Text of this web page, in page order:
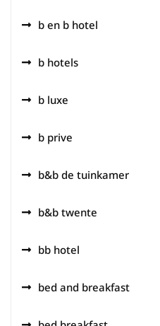
b en b hotel
b hotels
b luxe
b prive
b&b de tuinkamer
b&b twente
bb hotel
bed and breakfast